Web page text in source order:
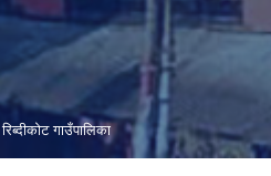
गाउँपालिका